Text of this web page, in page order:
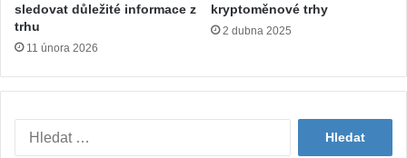
sledovat důležité informace z
trhu
11 února 2026
kryptoměnové trhy
2 dubna 2025